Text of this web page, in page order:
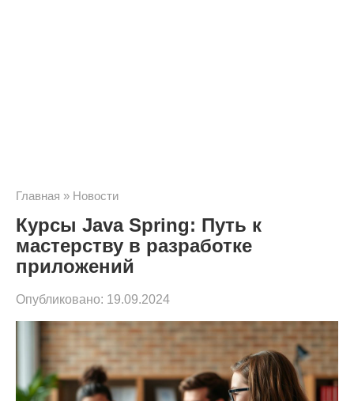
Главная » Новости
Курсы Java Spring: Путь к
мастерству в разработке
приложений
Опубликовано: 19.09.2024